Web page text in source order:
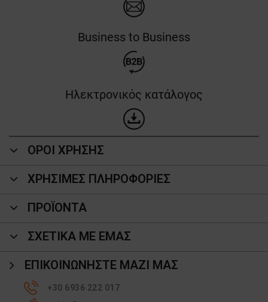
Business to Business
Ηλεκτρονικός κατάλογος
ΟΡΟΙ ΧΡΗΣΗΣ
ΧΡΗΣΙΜΕΣ ΠΛΗΡΟΦΟΡΙΕΣ
ΠΡΟΪΌΝΤΑ
ΣΧΕΤΙΚΑ ΜΕ ΕΜΑΣ
ΕΠΙΚΟΙΝΩΝΉΣΤΕ ΜΑΖΊ ΜΑΣ
+30 6936 222 017